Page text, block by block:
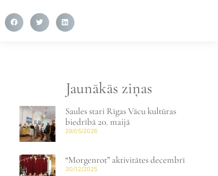
Jaunākās ziņas
Saules stari Rīgas Vācu kultūras
biedrībā 20. maijā
29/05/2026
“Morgenrot” aktivitātes decembrī
30/12/2025